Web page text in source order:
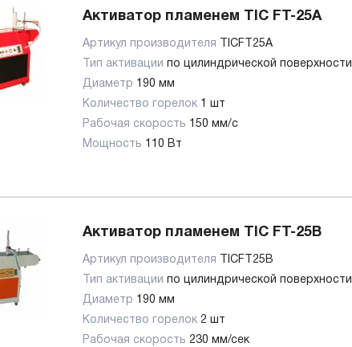
Активатор пламенем TIC FT-25A
Артикул производителя
TICFT25A
Тип активации по цилиндрической поверхности
Диаметр 190 мм
Количество горелок 1 шт
Рабочая скорость 150 мм/c
Мощность 110 Вт
Активатор пламенем TIC FT-25B
Артикул производителя
TICFT25B
Тип активации по цилиндрической поверхности
Диаметр 190 мм
Количество горелок 2 шт
Рабочая скорость 230 мм/сек